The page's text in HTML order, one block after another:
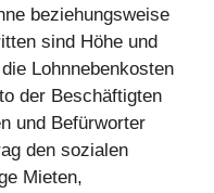
beziehungsweise
sind Höhe und
Lohnnebenkosten
der Beschäftigten
und Befürworter
den sozialen
Mieten,